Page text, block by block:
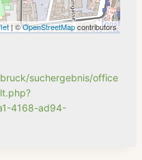
| ©OpenStreetMapcontributors
suchergebnis/office
4168-ad94-